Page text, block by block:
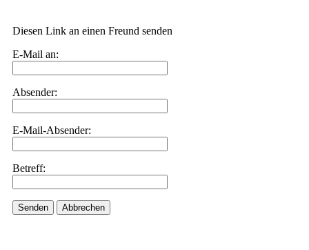
Diesen Link an einen Freund senden
E-Mail an:
Absender:
E-Mail-Absender:
Betreff:
Senden Abbrechen